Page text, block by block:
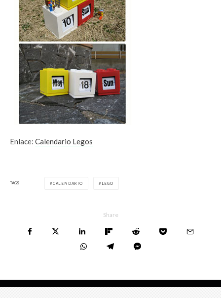
Enlace: Calendario Legos
TAGS CALENDARIO LEGO
Share